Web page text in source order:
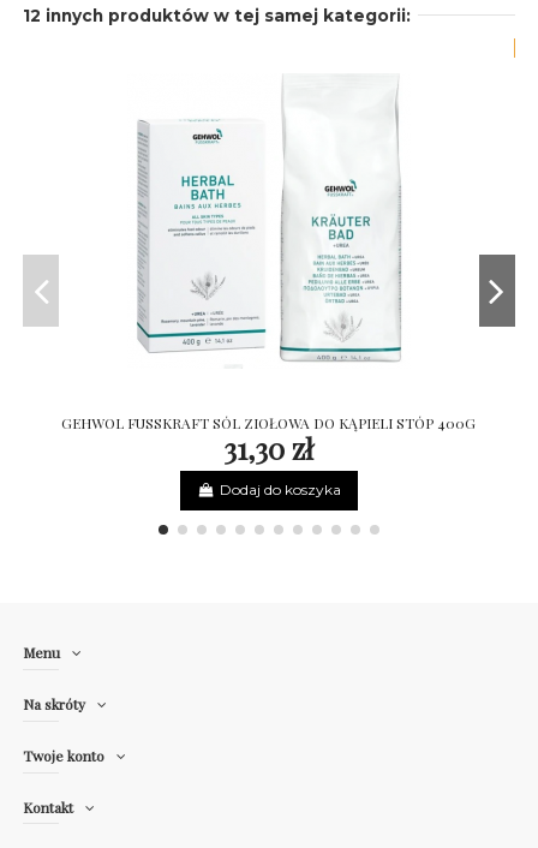
12 innych produktów w tej samej kategorii:
GEHWOL FUSSKRAFT SÓL ZIOŁOWA DO KĄPIELI STÓP 400G
31,30 zł
Dodaj do koszyka
Menu
Na skróty
Twoje konto
Kontakt